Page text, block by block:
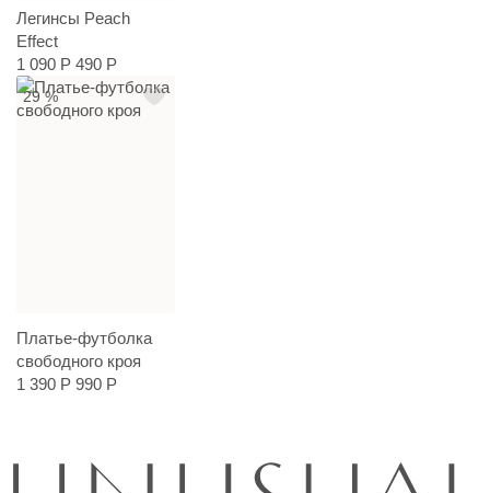
Легинсы Peach
Effect
1 090 Р 490 Р
29 %
Платье-футболка
свободного кроя
1 390 Р 990 Р